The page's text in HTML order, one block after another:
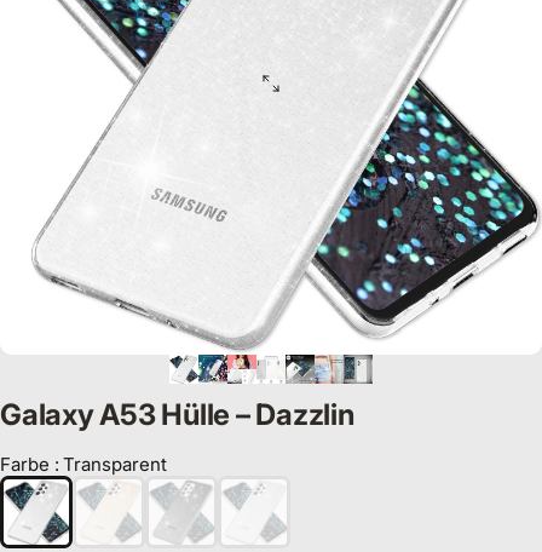
Galaxy A53 Hülle – Dazzlin
Farbe : Transparent
Farbe